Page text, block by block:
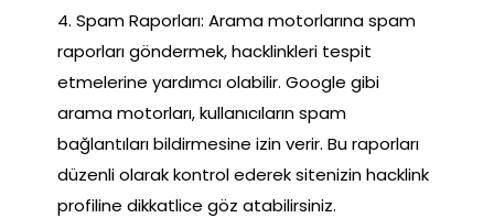
4. Spam Raporları: Arama motorlarına spam
raporları göndermek, hacklinkleri tespit
etmelerine yardımcı olabilir. Google gibi
arama motorları, kullanıcıların spam
bağlantıları bildirmesine izin verir. Bu raporları
düzenli olarak kontrol ederek sitenizin hacklink
profiline dikkatlice göz atabilirsiniz.